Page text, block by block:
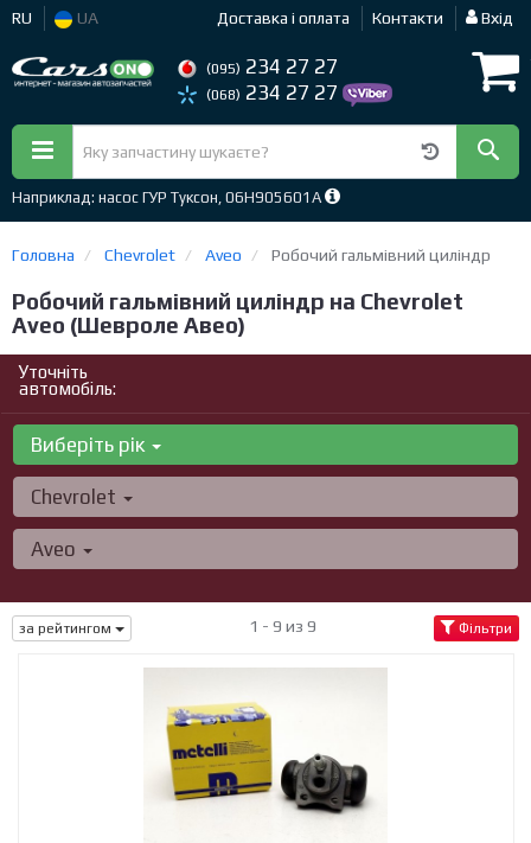
RU UA Доставка і оплата Контакти Вхід
(095) 234 27 27
(068) 234 27 27
Наприклад: насос ГУР Туксон, 06H905601A
Головна Chevrolet Aveo Робочий гальмівний циліндр
Робочий гальмівний циліндр на Chevrolet
Aveo (Шевроле Авео)
Уточніть
автомобіль:
Виберіть рік
Chevrolet
Aveo
за рейтингом 1 - 9 из 9 Фільтри